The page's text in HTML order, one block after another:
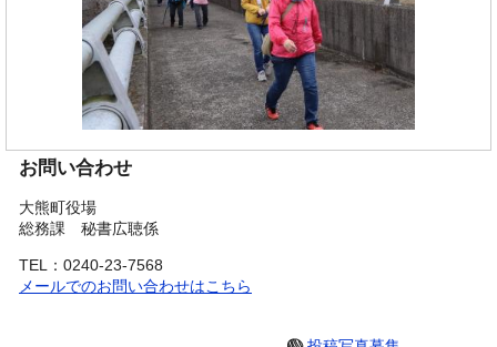
お問い合わせ
大熊町役場
総務課 秘書広聴係
TEL：0240-23-7568
メールでのお問い合わせはこちら